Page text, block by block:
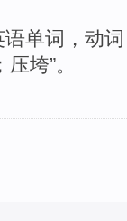
单词，动
垮”。